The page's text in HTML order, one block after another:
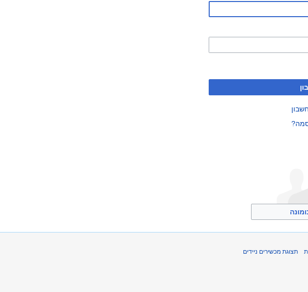
תצוגת מכשירים ניידים